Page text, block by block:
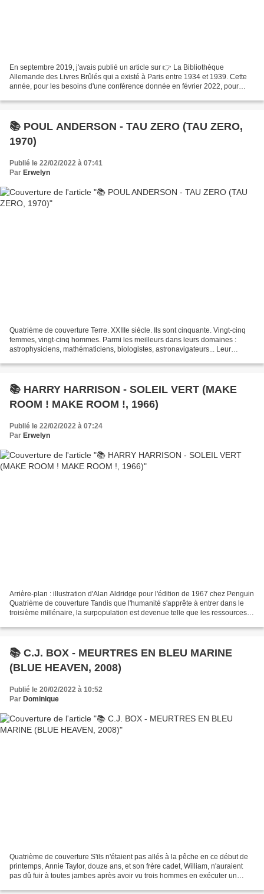
En septembre 2019, j'avais publié un article sur 👉 La Bibliothèque
Allemande des Livres Brûlés qui a existé à Paris entre 1934 et 1939. Cette
année, pour les besoins d'une conférence donnée en février 2022, pour
📚 POUL ANDERSON - TAU ZERO (TAU ZERO,
1970)
Publié le 22/02/2022 à 07:41
Par Erwelyn
Quatrième de couverture Terre. XXIIIe siècle. Ils sont cinquante. Vingt-cinq
femmes, vingt-cinq hommes. Parmi les meilleurs dans leurs domaines :
astrophysiciens, mathématiciens, biologistes, astronavigateurs... Leur
📚 HARRY HARRISON - SOLEIL VERT (MAKE
ROOM ! MAKE ROOM !, 1966)
Publié le 22/02/2022 à 07:24
Par Erwelyn
Arrière-plan : illustration d'Alan Aldridge pour l'édition de 1967 chez Penguin
Quatrième de couverture Tandis que l'humanité s'apprête à entrer dans le
troisième millénaire, la surpopulation est devenue telle que les ressources
📚 C.J. BOX - MEURTRES EN BLEU MARINE
(BLUE HEAVEN, 2008)
Publié le 20/02/2022 à 10:52
Par Dominique
Quatrième de couverture S'ils n'étaient pas allés à la pêche en ce début de
printemps, Annie Taylor, douze ans, et son frère cadet, William, n'auraient
pas dû fuir à toutes jambes après avoir vu trois hommes en exécuter un